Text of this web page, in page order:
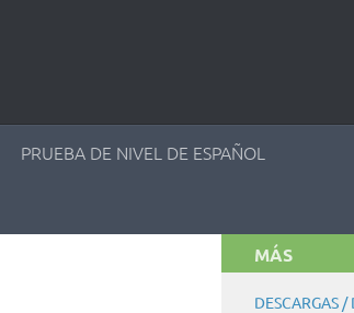
PRUEBA DE NIVEL DE ESPAÑOL
MÁS
DESCARGAS